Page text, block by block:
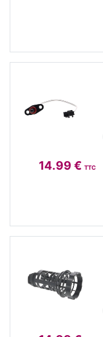
14.99 € TTC